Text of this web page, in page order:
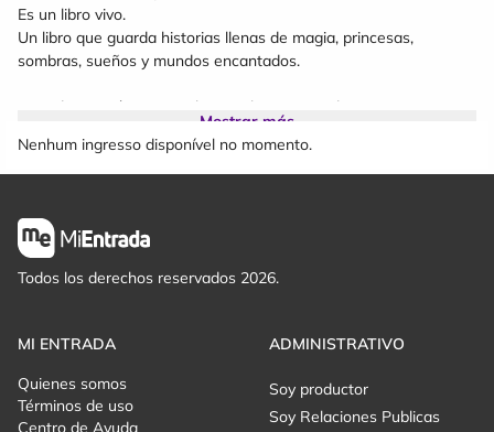
Es un libro vivo.
Un libro que guarda historias llenas de magia, princesas,
sombras, sueños y mundos encantados.
Cuando sus páginas se abren... el escenario despierta.
De él nacen reinos de ballet clásico, cuentos delicados,
personajes oscuros, hadas, emociones y sueños que cobran vida
un nuevo universo.
Pero poco a poco, la historia cambia...
leídos.
Y ahí aparece el verdadero mensaje de la obra:
Mostrar más
Nenhum ingresso disponível no momento.
Todos los derechos reservados 2026.
MI ENTRADA
Quienes somos
Términos de uso
Centro de Ayuda
ADMINISTRATIVO
Soy productor
Soy Relaciones Publicas